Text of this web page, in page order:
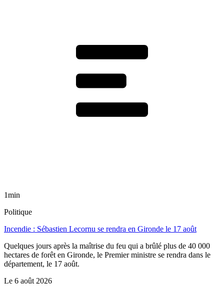
1min
Politique
Incendie : Sébastien Lecornu se rendra en Gironde le 17 août
Quelques jours après la maîtrise du feu qui a brûlé plus de 40 000
hectares de forêt en Gironde, le Premier ministre se rendra dans le
département, le 17 août.
Le 6 août 2026